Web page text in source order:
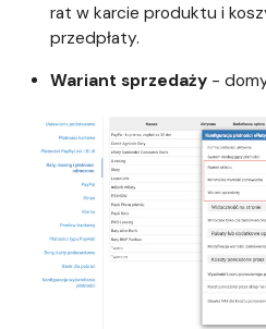
rat w karcie produktu i
przedpłaty.
Wariant sprzedaży-